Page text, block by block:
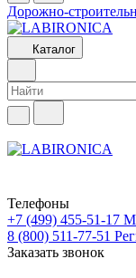
Дорожно-
Каталог
Телефоны
+7 (499) 455-51-17
8 (800) 511-77-51
Заказать звонок